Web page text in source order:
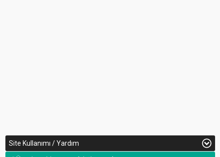
Site Kullanımı / Yardım